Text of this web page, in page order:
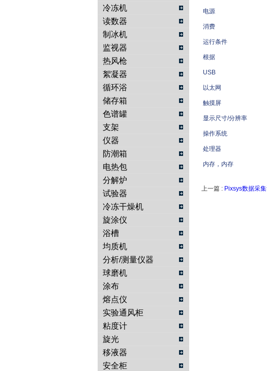
冷冻机
读数器
制冰机
监视器
热风枪
絮凝器
循环浴
储存箱
色谱罐
支架
仪器
防潮箱
电热包
分解炉
试验器
冷冻干燥机
旋涂仪
浴槽
均质机
分析/测量仪器
球磨机
涂布
熔点仪
实验通风柜
粘度计
旋光
移液器
安全柜
电源
消费
运行条件
根据
USB
以太网
触摸屏
显示尺寸/分辨率
操作系统
处理器
内存，内存
上一篇 : Pixsys数据采